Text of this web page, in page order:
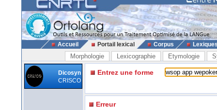
Accueil Portail lexical Corpus
Morphologie Lexicographie Etymologie
Dicosyn
CRISCO
Entrez une forme
Erreur